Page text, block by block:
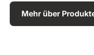
Mehr über